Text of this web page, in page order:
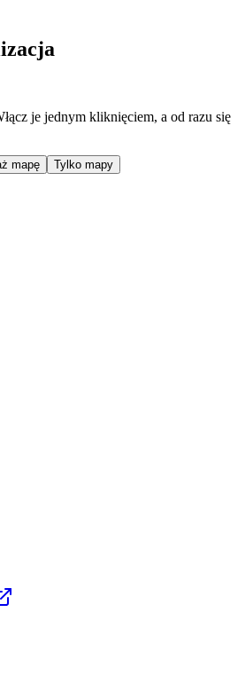
je jednym kliknięciem, a od razu się
mapę Tylko mapy